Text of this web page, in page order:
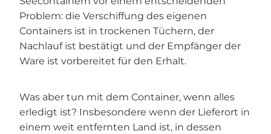
Problem: die Verschiffung des eigenen
Containers ist in trockenen Tüchern, der
Nachlauf ist bestätigt und der Empfänger der
Ware ist vorbereitet für den Erhalt.
Was aber tun mit dem Container, wenn alles
erledigt ist? Insbesondere wenn der Lieferort in
einem weit entfernten Land ist, in dessen